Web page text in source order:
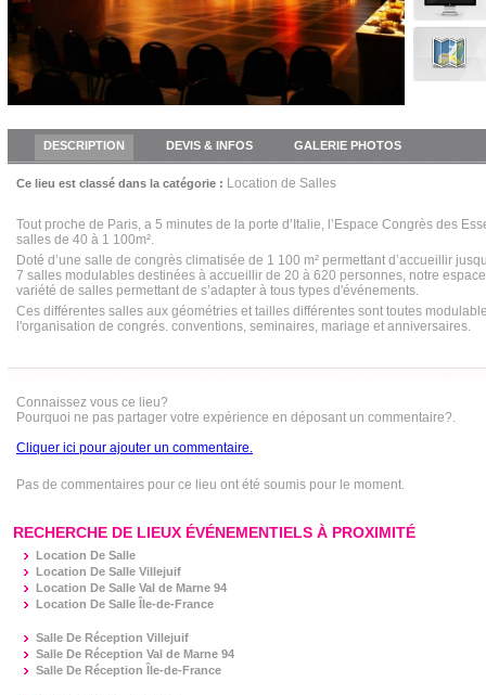
DESCRIPTION DEVIS & INFOS GALERIE PHOTOS
Ce lieu est classé dans la catégorie : Location de Salles
Tout proche de Paris, a 5 minutes de la porte d’Italie, l’Espace Congrès des
salles de 40 à 1 100m².
Doté d’une salle de congrès climatisée de 1 100 m² permettant d’accueillir
7 salles modulables destinées à accueillir de 20 à 620 personnes, notre
variété de salles permettant de s’adapter à tous types d'événements.
Ces différentes salles aux géométries et tailles différentes sont toutes
l'organisation de congrés. conventions, seminaires, mariage et anniversaires.
Connaissez vous ce lieu?
Pourquoi ne pas partager votre expérience en déposant un commentaire?.
Cliquer ici pour ajouter un commentaire.
Pas de commentaires pour ce lieu ont été soumis pour le moment.
RECHERCHE DE LIEUX ÉVÉNEMENTIELS À PROXIMITÉ
Location De Salle
Location De Salle Villejuif
Location De Salle Val de Marne 94
Location De Salle Île-de-France
Salle De Réception Villejuif
Salle De Réception Val de Marne 94
Salle De Réception Île-de-France